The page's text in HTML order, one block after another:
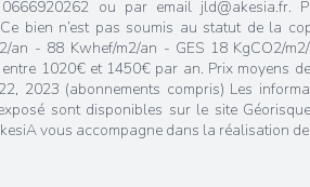
ou par email jld@akesia.fr.
bien n’est pas soumis au statut de la
an - 88 Kwhef/m2/an - GES 18 KgCO2/
1020€ et 1450€ par an. Prix moyens
2023 (abonnements compris) Les
sont disponibles sur le site
vous accompagne dans la réalisation